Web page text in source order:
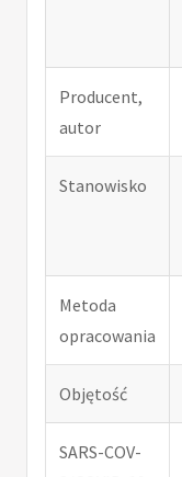
Producent,
autor
Stanowisko
Metoda
opracowania
Objętość
SARS-COV-